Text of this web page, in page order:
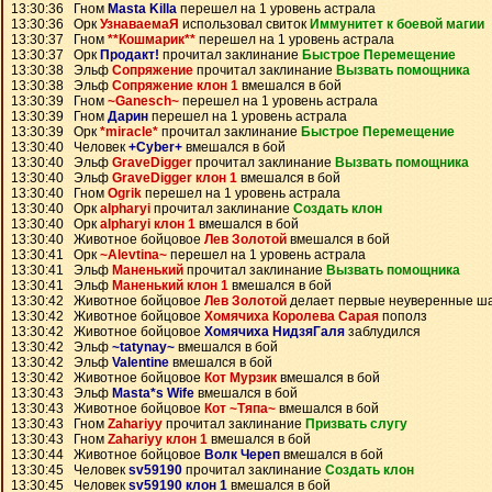
13:30:36 Гном Masta Killa перешел на 1 уровень астрала
13:30:36 ОркУзнаваемаЯ использовал свиток Иммунитет к боевой магии
13:30:37 Гном **Кошмарик** перешел на 1 уровень астрала
13:30:37 Орк Продакт! прочитал заклинание Быстрое Перемещение
13:30:38 Эльф Сопряжение прочитал заклинание Вызвать помощника
13:30:38 Эльф Сопряжение клон 1 вмешался в бой
13:30:39 Гном ~Ganesch~ перешел на 1 уровень астрала
13:30:39 Гном Дарин перешел на 1 уровень астрала
13:30:39 Орк *miracle* прочитал заклинание Быстрое Перемещение
13:30:40 Человек+Cyber+ вмешался в бой
13:30:40 Эльф GraveDigger прочитал заклинание Вызвать помощника
13:30:40 Эльф GraveDigger клон 1 вмешался в бой
13:30:40 Гном Ogrik перешел на 1 уровень астрала
13:30:40 Оркalpharyi прочитал заклинание Создать клон
13:30:40 Оркalpharyi клон 1 вмешался в бой
13:30:40 Животное бойцовое Лев Золотой вмешался в бой
13:30:41 Орк ~Alevtina~ перешел на 1 уровень астрала
13:30:41 Эльф Маненький прочитал заклинание Вызвать помощника
13:30:41 Эльф Маненький клон 1 вмешался в бой
13:30:42 Животное бойцовое Лев Золотой делает первые неуверенные
13:30:42 Животное бойцовое Хомячиха Королева Сарая пополз
13:30:42 Животное бойцовое Хомячиха НидзяГаля заблудился
13:30:42 Эльф ~tatynay~ вмешался в бой
13:30:42 Эльф Valentine вмешался в бой
13:30:42 Животное бойцовое Кот Мурзик вмешался в бой
13:30:43 Эльф Masta*s Wife вмешался в бой
13:30:43 Животное бойцовое Кот ~Тяпа~ вмешался в бой
13:30:43 Гном Zahariyy прочитал заклинание Призвать слугу
13:30:43 Гном Zahariyy клон 1 вмешался в бой
13:30:44 Животное бойцовое Волк Череп вмешался в бой
13:30:45 Человек sv59190 прочитал заклинание Создать клон
13:30:45 Человекsv59190 клон 1 вмешался в бой